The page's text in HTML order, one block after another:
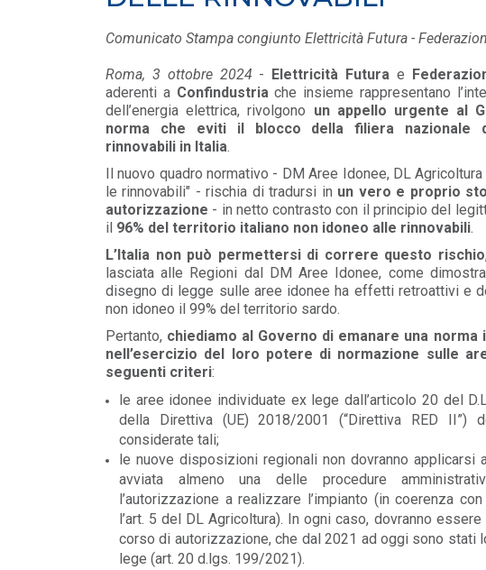
Comunicato Stampa congiunto Elettricità Futura -
Roma, 3 ottobre 2024 - Elettricità Futura e
aderenti aConfindustriache insieme rappresentano
dell’energia elettrica, rivolgono un appello urgente al
norma che eviti il blocco della filiera nazionale
rinnovabili in Italia.
Il nuovo quadro normativo - DM Aree Idonee, DL
le rinnovabili" - rischia di tradursi in un vero e proprio
autorizzazione - in netto contrasto con il principio del
il 96% del territorio italiano non idoneo alle rinnovabili.
L’Italia non può permettersi di correre questo rischio
lasciata alle Regioni dal DM Aree Idonee, come
disegno di legge sulle aree idonee ha effetti retroattivi e
non idoneo il 99% del territorio sardo.
Pertanto, chiediamo al Governo di emanare una norma
nell’esercizio del loro potere di normazione sulle
seguenti criteri:
le aree idonee individuate ex lege dall’articolo 20 del
della Direttiva (UE) 2018/2001 (“Direttiva RED II”)
considerate tali;
le nuove disposizioni regionali non dovranno
avviata almeno una delle procedure
l’autorizzazione a realizzare l’impianto (in coerenza
l’art. 5 del DL Agricoltura). In ogni caso, dovranno
corso di autorizzazione, che dal 2021 ad oggi sono stati
lege (art. 20 d.lgs. 199/2021).
MEDIA/ 16-06-2026
coniugare tutela del patrimonio olivic...
LEGGI DI PIÙ
MEDIA/ 16-06-2026
le bollette elettriche
LEGGI DI PIÙ